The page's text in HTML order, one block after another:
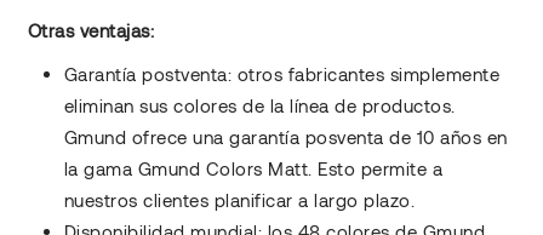
Otras ventajas:
Garantía postventa: otros fabricantes simplemente
eliminan sus colores de la línea de productos.
Gmund ofrece una garantía posventa de 10 años en
la gama Gmund Colors Matt. Esto permite a
nuestros clientes planificar a largo plazo.